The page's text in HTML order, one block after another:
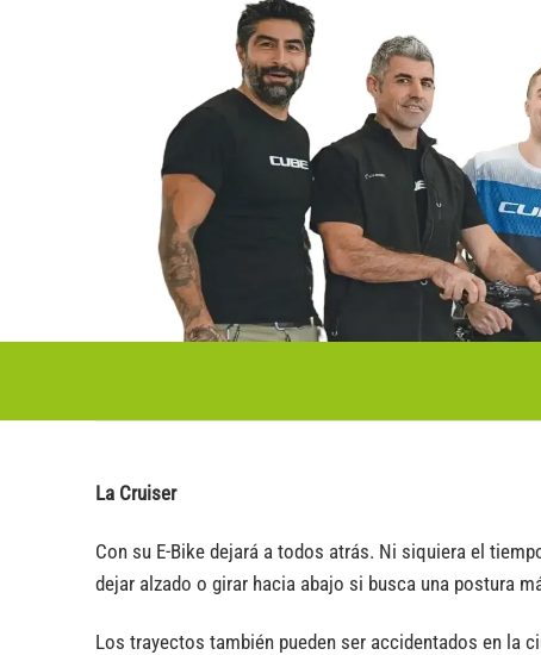
La Cruiser
Con su E-Bike dejará a todos atrás. Ni siquiera el
dejar alzado o girar hacia abajo si busca una postura
Los trayectos también pueden ser accidentados en la